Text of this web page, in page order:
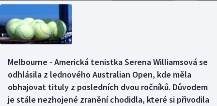
Biatlon
Boby a skeleton
Curling
Dostihy
Aplikace ČT sport
AZ kvíz
Melbourne - Americká tenistka Serena Williamsová se
odhlásila z lednového Australian Open, kde měla
obhajovat tituly z posledních dvou ročníků. Důvodem
je stále nezhojené zranění chodidla, které si přivodila